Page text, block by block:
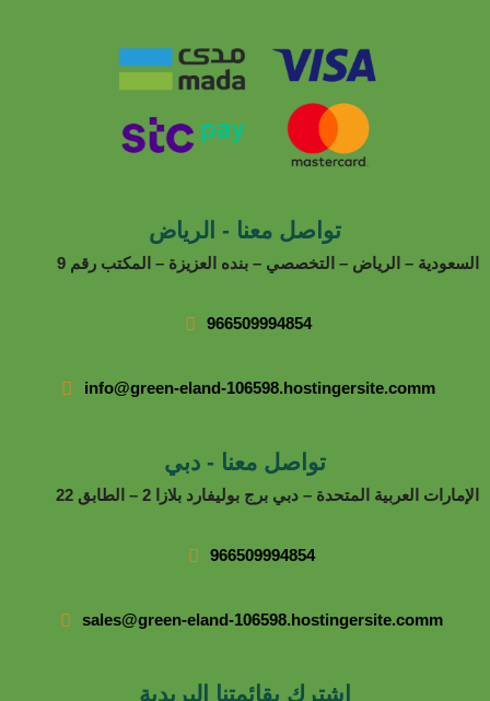
تواصل معنا - الرياض
السعودية – الرياض – التخصصي – بنده العزيزة – المكتب رقم 9
966509994854
info@green-eland-106598.hostingersite.comm
تواصل معنا - دبي
الإمارات العربية المتحدة – دبي برج بوليفارد بلازا 2 – الطابق 22
966509994854
sales@green-eland-106598.hostingersite.comm
إشترك بقائمتنا البريدية